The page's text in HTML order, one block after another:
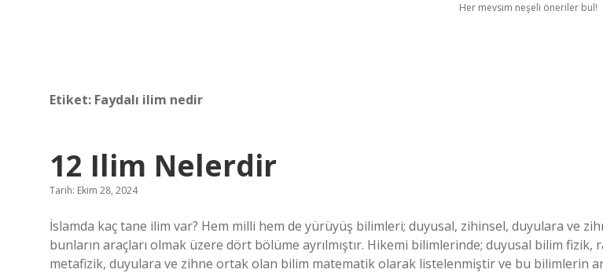
Her mevsim neşeli öneriler bul!
Etiket: Faydalı ilim nedir
12 Ilim Nelerdir
Tarih: Ekim 28, 2024
İslamda kaç tane ilim var? Hem milli hem de yürüyüş bilimleri; duyusal, zihinsel, duyulara ve
bunların araçları olmak üzere dört bölüme ayrılmıştır. Hikemi bilimlerinde; duyusal bilim fizik,
metafizik, duyulara ve zihne ortak olan bilim matematik olarak listelenmiştir ve bu bilimlerin